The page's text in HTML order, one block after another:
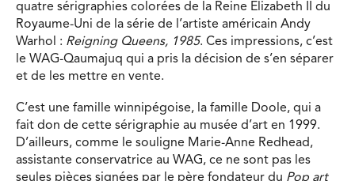
quatre sérigraphies colorées de la Reine Elizabeth II du
Royaume-Uni de la série de l’artiste américain Andy
Warhol : Reigning Queens, 1985. Ces impressions, c’est
le WAG-Qaumajuq qui a pris la décision de s’en séparer
et de les mettre en vente.
C’est une famille winnipégoise, la famille Doole, qui a
fait don de cette sérigraphie au musée d’art en 1999.
D’ailleurs, comme le souligne Marie-Anne Redhead,
assistante conservatrice au WAG, ce ne sont pas les
seules pièces signées par le père fondateur du Pop art